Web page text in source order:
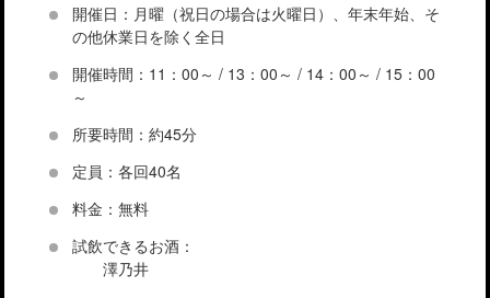
開催日：月曜（祝日の場合は火曜日）、年末年始、そ
の他休業日を除く全日
開催時間：11：00～ / 13：00～ / 14：00～ / 15：00
～
所要時間：約45分
定員：各回40名
料金：無料
試飲できるお酒：
澤乃井